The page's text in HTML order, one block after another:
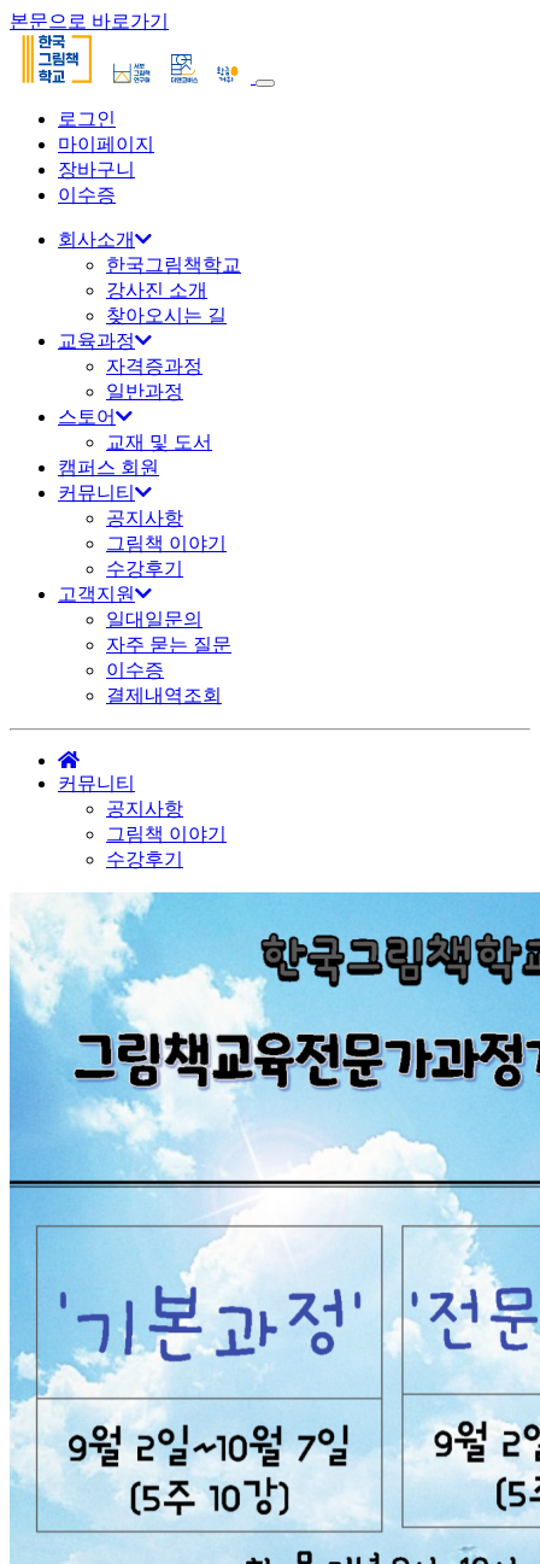
본문으로 바로가기
로그인
마이페이지
장바구니
이수증
회사소개
한국그림책학교
강사진 소개
찾아오시는 길
교육과정
자격증과정
일반과정
스토어
교재 및 도서
캠퍼스 회원
커뮤니티
공지사항
그림책 이야기
수강후기
고객지원
일대일문의
자주 묻는 질문
이수증
결제내역조회
커뮤니티
공지사항
그림책 이야기
수강후기